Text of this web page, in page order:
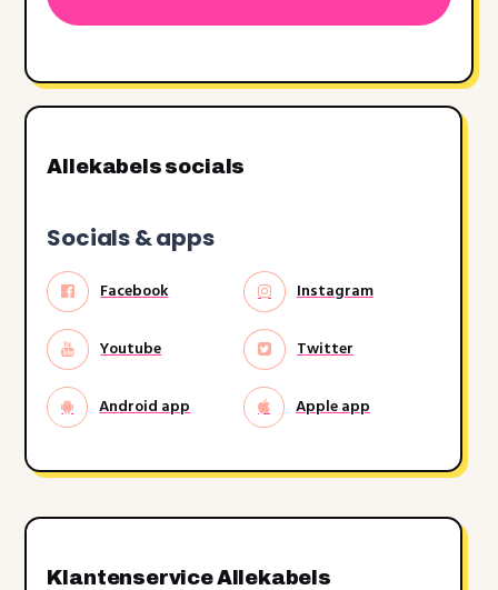
dash
Allekabels socials
Socials & apps
Facebook Instagram
Youtube Twitter
Android app Apple app
Klantenservice Allekabels